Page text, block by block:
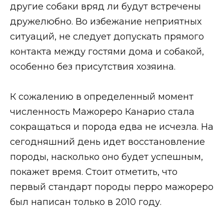
другие собаки вряд ли будут встречены
дружелюбно. Во избежание неприятных
ситуаций, не следует допускать прямого
контакта между гостями дома и собакой,
особенно без присутствия хозяина.
К сожалению в определенный момент
численность Мажореро Канарио стала
сокращаться и порода едва не исчезла. На
сегодняшний день идет восстановление
породы, насколько оно будет успешным,
покажет время. Стоит отметить, что
первый стандарт породы перро мажореро
был написан только в 2010 году.